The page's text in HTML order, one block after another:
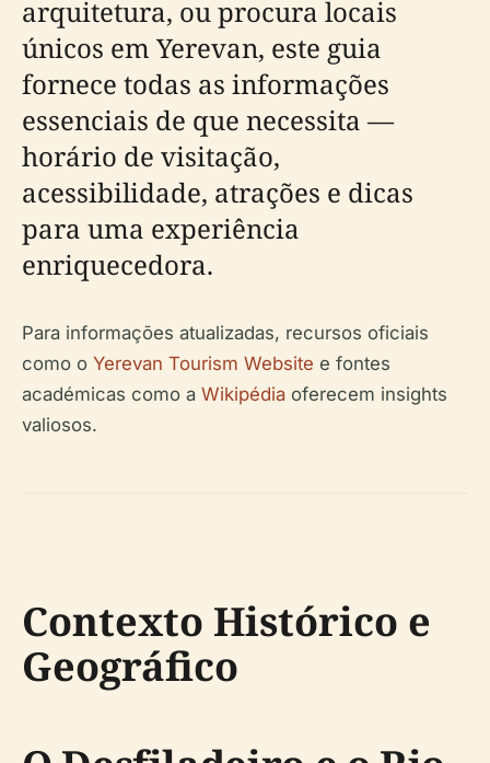
arquitetura, ou procura locais
únicos em Yerevan, este guia
fornece todas as informações
essenciais de que necessita —
horário de visitação,
acessibilidade, atrações e dicas
para uma experiência
enriquecedora.
Para informações atualizadas, recursos oficiais
como o Yerevan Tourism Website e fontes
académicas como a Wikipédia oferecem insights
valiosos.
Contexto Histórico e
Geográfico